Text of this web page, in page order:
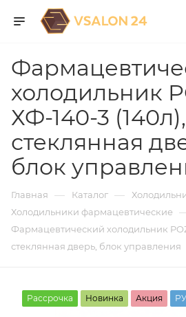
холодильник
ХФ-140-3 (140л),
стеклянная
блок
Главная — Каталог —
Холодильники фармацевтические
Фармацевтический холодильник
стеклянная дверь, блок управления
Рассрочка Новинка Акция РУ